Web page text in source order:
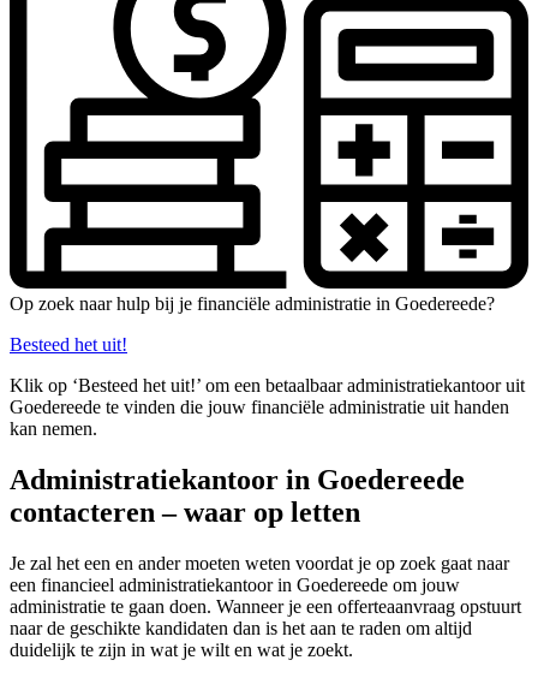
Op zoek naar hulp bij je financiële administratie in Goedereede?
Besteed het uit!
Klik op ‘Besteed het uit!’ om een betaalbaar administratiekantoor uit
Goedereede te vinden die jouw financiële administratie uit handen
kan nemen.
Administratiekantoor in Goedereede
contacteren – waar op letten
Je zal het een en ander moeten weten voordat je op zoek gaat naar
een financieel administratiekantoor in Goedereede om jouw
administratie te gaan doen. Wanneer je een offerteaanvraag opstuurt
naar de geschikte kandidaten dan is het aan te raden om altijd
duidelijk te zijn in wat je wilt en wat je zoekt.